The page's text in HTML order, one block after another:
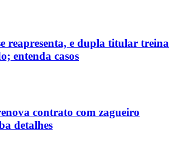
reapresenta, e dupla titular treina
entenda casos
contrato com zagueiro
detalhes